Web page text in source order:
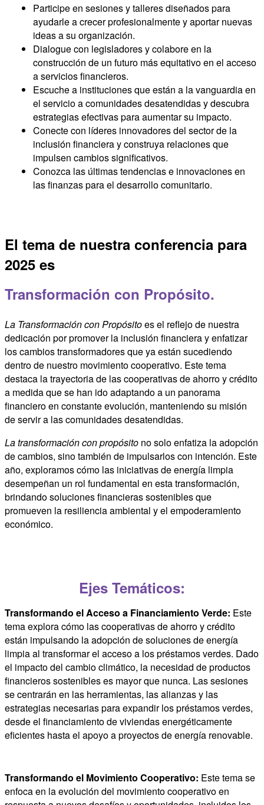
Participe en sesiones y talleres diseñados para
ayudarle a crecer profesionalmente y aportar nuevas
ideas a su organización.
Dialogue con legisladores y colabore en la
construcción de un futuro más equitativo en el acceso
a servicios financieros.
Escuche a instituciones que están a la vanguardia en
el servicio a comunidades desatendidas y descubra
estrategias efectivas para aumentar su impacto.
Conecte con líderes innovadores del sector de la
inclusión financiera y construya relaciones que
impulsen cambios significativos.
Conozca las últimas tendencias e innovaciones en
las finanzas para el desarrollo comunitario.
El tema de nuestra conferencia para
2025 es
Transformación con Propósito.
La Transformación con Propósitoes el reflejo de nuestra
dedicación por promover la inclusión financiera y enfatizar
los cambios transformadores que ya están sucediendo
dentro de nuestro movimiento cooperativo. Este tema
destaca la trayectoria de las cooperativas de ahorro y crédito
a medida que se han ido adaptando a un panorama
financiero en constante evolución, manteniendo su misión
de servir a las comunidades desatendidas.
La transformación con propósito no solo enfatiza la adopción
de cambios, sino también de impulsarlos con intención. Este
año, exploramos cómo las iniciativas de energía limpia
desempeñan un rol fundamental en esta transformación,
brindando soluciones financieras sostenibles que
promueven la resiliencia ambiental y el empoderamiento
económico.
Ejes Temáticos:
Transformando el Acceso a Financiamiento Verde: Este
tema explora cómo las cooperativas de ahorro y crédito
están impulsando la adopción de soluciones de energía
limpia al transformar el acceso a los préstamos verdes. Dado
el impacto del cambio climático, la necesidad de productos
financieros sostenibles es mayor que nunca. Las sesiones
se centrarán en las herramientas, las alianzas y las
estrategias necesarias para expandir los préstamos verdes,
desde el financiamiento de viviendas energéticamente
eficientes hasta el apoyo a proyectos de energía renovable.
Transformando el Movimiento Cooperativo: Este tema se
enfoca en la evolución del movimiento cooperativo en